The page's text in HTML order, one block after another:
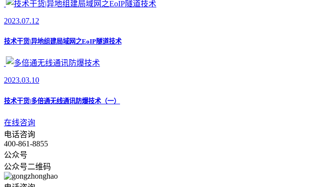
2023.07.12
技术干货|异地组建局域网之EoIP隧道技术
2023.03.10
技术干货|多倍通无线通讯防爆技术（一）
在线咨询
电话咨询
400-861-8855
公众号
公众号二维码